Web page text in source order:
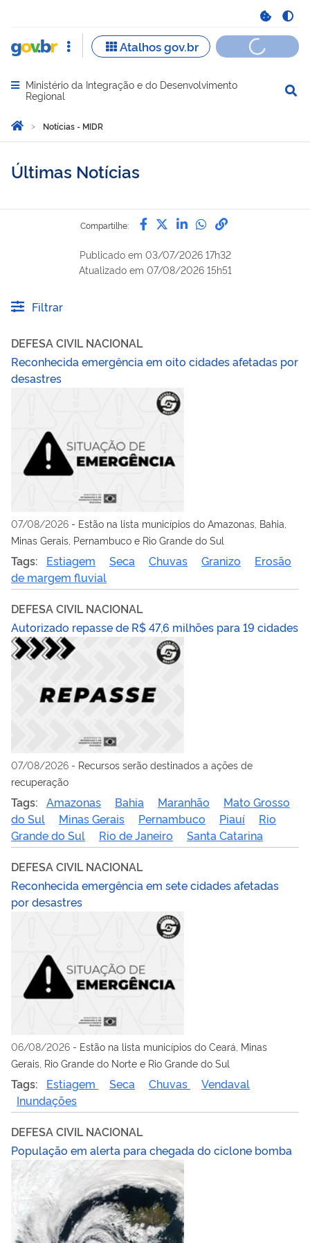
Abrir menu principal de navegação
Ministério da Integração e do Desenvolvimento
Regional
Você está aqui:
Página Inicial
Notícias - MIDR
Últimas Notícias
Compartilhe: Compartilhe por Facebook
Compartilhe por Twitter
Compartilhe por
Compartilhe
link para
Publicado em 03/07/2026 17h32
Atualizado em 07/08/2026 15h51
Filtrar
DEFESA CIVIL NACIONAL
Reconhecida emergência em oito cidades afetadas por
desastres
07/08/2026 - Estão na lista municípios do Amazonas, Bahia,
Minas Gerais, Pernambuco e Rio Grande do Sul
Tags: Estiagem Seca Chuvas Granizo
Erosão
de margem fluvial
DEFESA CIVIL NACIONAL
Autorizado repasse de R$ 47,6 milhões para 19 cidades
07/08/2026 - Recursos serão destinados a ações de
recuperação
Tags: Amazonas Bahia Maranhão
Mato Grosso
do Sul
Minas Gerais Pernambuco Piauí
Rio
Grande do Sul
Rio de Janeiro Santa Catarina
DEFESA CIVIL NACIONAL
Reconhecida emergência em sete cidades afetadas
por desastres
06/08/2026 - Estão na lista municípios do Ceará, Minas
Gerais, Rio Grande do Norte e Rio Grande do Sul
Tags: Estiagem Seca Chuvas
Vendaval
Inundações
DEFESA CIVIL NACIONAL
População em alerta para chegada do ciclone bomba